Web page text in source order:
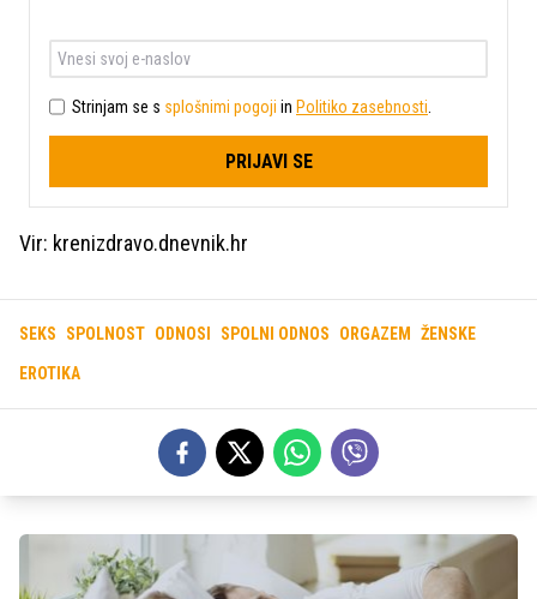
Strinjam se s splošnimi pogoji in Politiko zasebnosti
PRIJAVI SE
Vir: krenizdravo.dnevnik.hr
SEKS SPOLNOST ODNOSI SPOLNI ODNOS ORGAZEM ŽENSKE
EROTIKA